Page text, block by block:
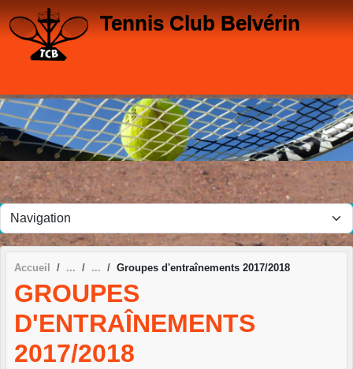
Tennis Club Belvérin
Accueil Groupes d'entraînements 2017/2018
GROUPES
D'ENTRAÎNEMENTS
2017/2018
Panneau de gestion des cookies